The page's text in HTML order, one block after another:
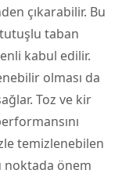
çıkarabilir. Bu
taban
kabul edilir.
olması da
Toz ve kir
temizlenebilen
noktada önem